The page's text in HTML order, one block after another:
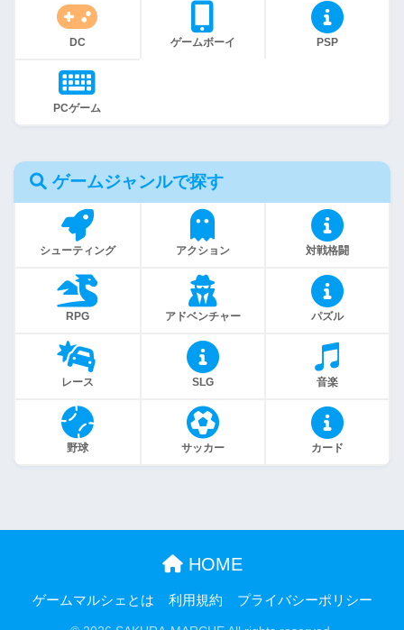
DC ゲームボーイ PSP
PCゲーム
ゲームジャンルで探す
シューティング アクション 対戦格闘
RPG アドベンチャー パズル
レース SLG 音楽
野球 サッカー カード
HOME
ゲームマルシェとは 利用規約 プライバシーポリシー